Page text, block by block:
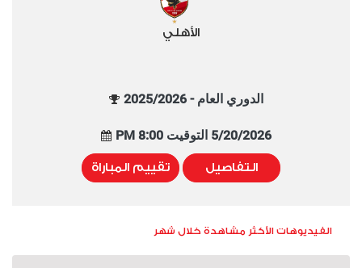
الأهلي
الدوري العام - 2025/2026
5/20/2026 التوقيت 8:00 PM
التفاصيل تقييم المباراة
الفيديوهات الأكثر مشاهدة خلال شهر